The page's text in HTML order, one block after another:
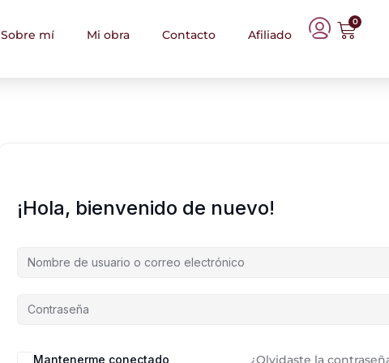
Sobre mí Mi obra Contacto Afiliado
0
¡Hola, bienvenido de nuevo!
Mantenerme conectado ¿Olvidaste la